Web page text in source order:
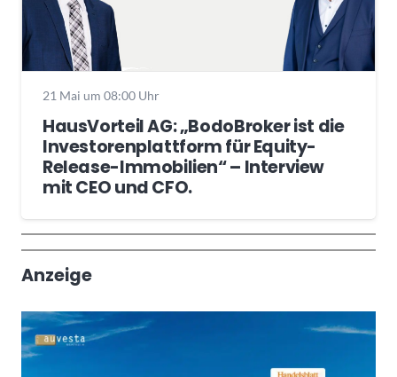
21 Mai um 08:00 Uhr
HausVorteil AG: „BodoBroker ist die
Investorenplattform für Equity-
Release-Immobilien“ – Interview
mit CEO und CFO.
Wochenrückblick
Trendthemen
Anzeige